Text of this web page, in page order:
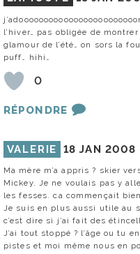
l’hiver… pas obligée de
glamour de l’été… on sors la
puff… hihi…
0
RÉPONDRE
VALERIE 18 JAN 2008
Ma mère m’a appris ? skier
Mickey. Je ne voulais pas y
les fesses. ca commençait
Je suis en plus aussi utile au
c’est dire si j’ai fait des
J’ai tout stoppé ? l’âge ou tu
pistes et moi même nous en